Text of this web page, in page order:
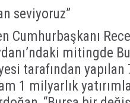
seviyoruz”
Cumhurbaşkanı
mitingde
tarafından
1 milyarlık